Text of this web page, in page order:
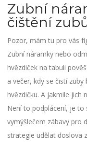
Zubní
čištění
Pozor, mám tu pro vás
Zubní náramky nebo
hvězdiček na tabuli
a večer, kdy se čistí
hvězdičku. A jakmile jich
Není to podplácení, je to
vymýšlečem zábavy pro
strategie udělat doslova